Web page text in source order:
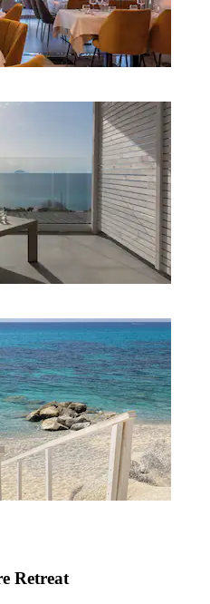
Retreat